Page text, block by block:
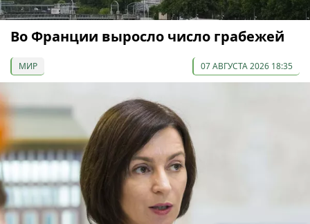
Во Франции выросло число грабежей
МИР 07 АВГУСТА 2026 18:35